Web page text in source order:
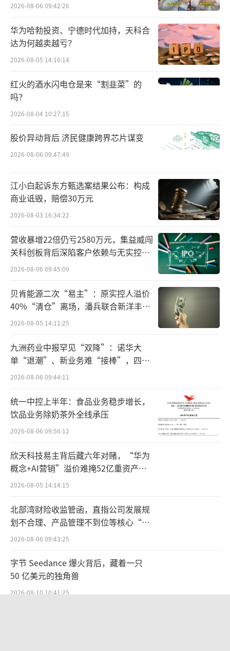
度。具体而言，SHEIN加注“优先处理、优选
资源、优质服务”三大举措，即加快优质商家
培育，为优质商家提供专属客服对接，享受优
先上新及申诉优先处理等权益，并通过增加上
新额度、专属流量扶持、营销活动支持以及延
长新品虚拟期测品等手段全方位助力优质商家
销售增长，而在此前一个月基础上进一步缩短
结款周期并提供进阶培训赋能则可以进一步提
升商家资金周转利用率和综合经营能力。优质
曝光和营销活动权益，优质商品所在的店铺还
会有品质店铺标识，享受商品价格保护。除了
助力优质的商家和产品拓展全球市场，SHEIN
同时结合自身品牌优势，发挥社交媒体及红人
资源助力优秀品牌的品牌力增长。
通过对优质商家的培育以及优质产品与品
牌的扶持，SHEIN将不断提升其在全球市场上
的综合竞争力与品牌影响力，助力产业带商家
与品牌在全球市场的继续增长。去年9月，大力
出全国500城产业带出海计划，截至今年上半年
展国际市场的“出海热”。如今，随着对“优
品”出海的加注，将会有更多产业带优质商
家、产品和品牌从中获益。
多元出海合作模式，全面加速产业带高质
数据显示，2023年，深圳、上海、宁波、
广州、杭州、郑州、青岛等城市位于跨境电商
进出口规模前列，无独有偶，这几大城市在202
也都获评“成效明显”一档城市，这与广东、
浙江、江苏、山东、福建等为代表的外贸大省
2026-08-06 09:42:26
华为哈勃投资、宁德时代加持，天科合
达为何越卖越亏？
2026-08-05 14:16:14
红火的酒水闪电仓是来“割韭菜”的
吗？
2026-08-04 10:27:15
股价异动背后 济民健康跨界芯片谋变
2026-08-06 09:47:49
江小白起诉东方甄选案结果公布：构成
商业诋毁，赔偿30万元
2026-08-03 16:34:22
营收暴增22倍仍亏2580万元，集益威闯
关科创板背后深陷客户依赖与无实控人
困局
2026-08-06 09:45:09
贝肯能源二次“易主”：原实控人溢价
40%“清仓”离场，潘兵联合新洋丰、
宏科百世拟入主
2026-08-05 14:11:25
九洲药业中报罕见“双降”：诺华大
单“退潮”、新业务难“接棒”，四大
难关待闯
2026-08-06 09:44:11
统一中控上半年：食品业务稳步增长，
饮品业务除奶茶外全线承压
2026-08-06 09:56:12
欣天科技易主背后藏六年对赌，“华为
概念+AI营销”溢价难掩52亿重资产考
验
2026-08-05 14:14:15
北部湾财险收监管函，直指公司发展规
划不合理、产品管理不到位等核心“痛
点”
2026-08-06 09:43:25
字节 Seedance 爆火背后，藏着一只
50 亿美元的独角兽
2026-08-10 10:41:25